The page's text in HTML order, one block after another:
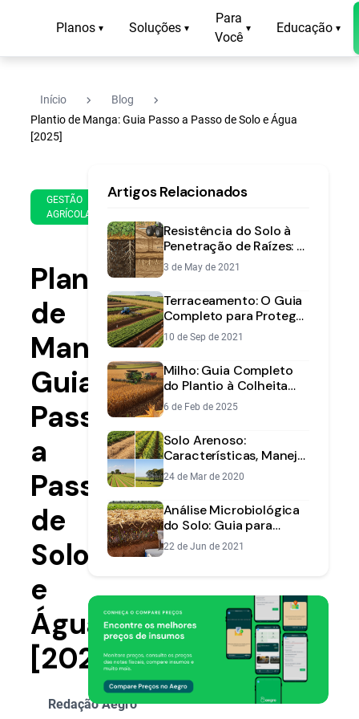
Planos ▾ Soluções ▾
Para
Você
▾ Educação ▾
Início navigate_next Blog navigate_next
Plantio de Manga: Guia Passo a Passo de Solo e Água
[2025]
GESTÃO
AGRÍCOLA
de
de
2025
min
leitura
Plantio
de
Manga:
Guia
Passo
a
Passo
de
Solo
e
Água
[2025]
Redação Aegro
Artigos Relacionados
Resistência do Solo à
Penetração de Raízes: O
Que É e Como Corrigir
3 de May de 2021
Terraceamento: O Guia
Completo para Proteger
seu Solo e Aumentar a
Produtividade
10 de Sep de 2021
Milho: Guia Completo
do Plantio à Colheita
para Máxima
Produtividade
6 de Feb de 2025
Solo Arenoso:
Características, Manejo
e Correção
24 de Mar de 2020
Análise Microbiológica
do Solo: Guia para
Avaliar a Saúde da Terra
22 de Jun de 2021